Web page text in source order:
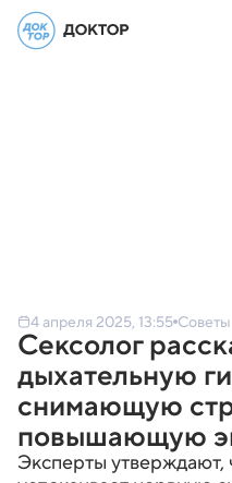
4 апреля 2025, 13:55 Советы
Сексолог
дыхательную
снимающую
повышающую
Эксперты утверждают,